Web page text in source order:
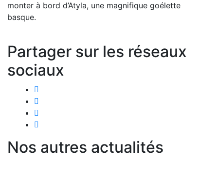
monter à bord d’Atyla, une magnifique goélette
basque.
Partager sur les réseaux
sociaux
Nos autres actualités